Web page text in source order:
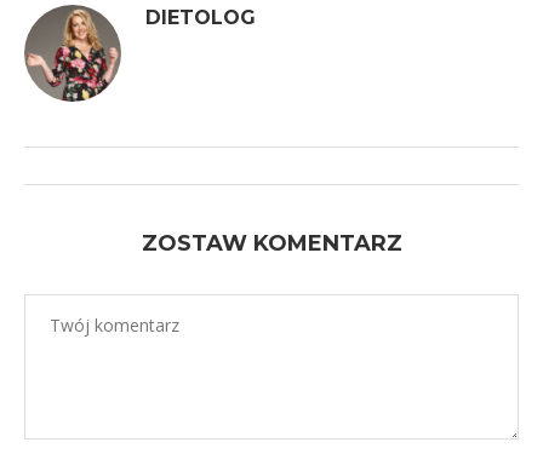
DIETOLOG
ZOSTAW KOMENTARZ